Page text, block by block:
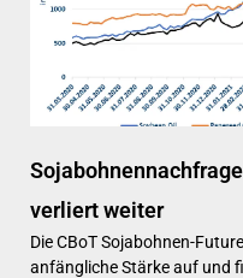
verliert weiter
Die CBoT Sojabohnen-
anfängliche Stärke auf und